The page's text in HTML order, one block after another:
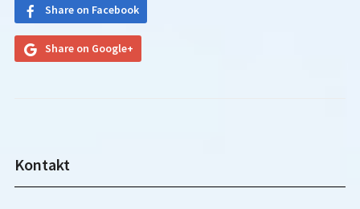
Share on Facebook
Share on Google+
Kontakt